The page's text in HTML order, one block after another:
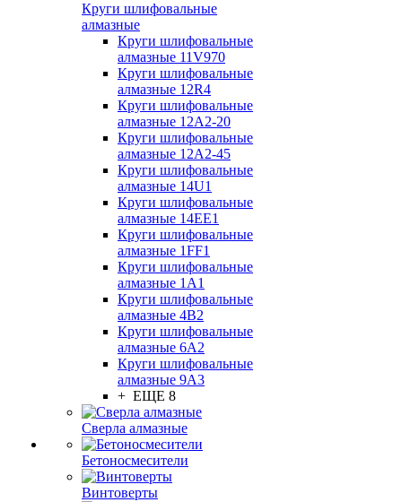
Круги шлифовальные
алмазные
Круги шлифовальные
алмазные 11V970
Круги шлифовальные
алмазные 12R4
Круги шлифовальные
алмазные 12А2-20
Круги шлифовальные
алмазные 12А2-45
Круги шлифовальные
алмазные 14U1
Круги шлифовальные
алмазные 14ЕЕ1
Круги шлифовальные
алмазные 1FF1
Круги шлифовальные
алмазные 1А1
Круги шлифовальные
алмазные 4В2
Круги шлифовальные
алмазные 6A2
Круги шлифовальные
алмазные 9А3
+ ЕЩЕ 8
Сверла алмазные
Бетоносмесители
Винтоверты